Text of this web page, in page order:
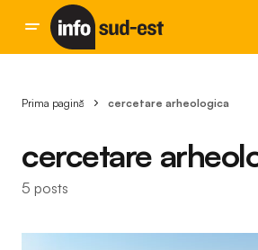
Prima pagină cercetare arheologica
cercetare
5 posts